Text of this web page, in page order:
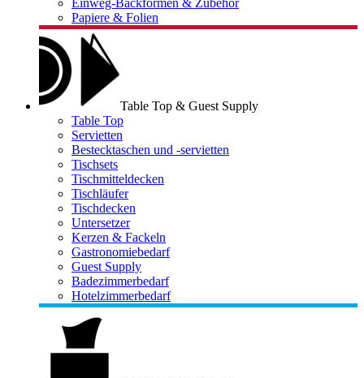
Einweg-Backformen & Zubehör
Papiere & Folien
Table Top & Guest Supply
Table Top
Servietten
Bestecktaschen und -servietten
Tischsets
Tischmitteldecken
Tischläufer
Tischdecken
Untersetzer
Kerzen & Fackeln
Gastronomiebedarf
Guest Supply
Badezimmerbedarf
Hotelzimmerbedarf